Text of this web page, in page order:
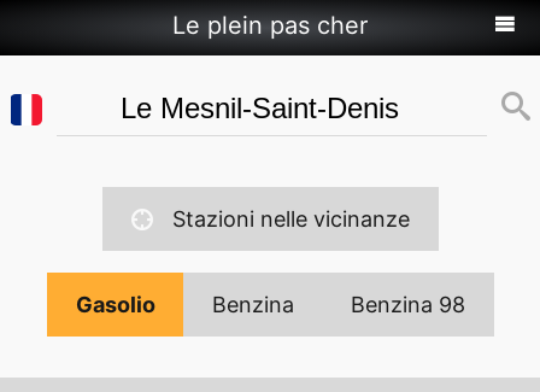
Le plein pas cher
Stazioni nelle vicinanze
Gasolio Benzina Benzina 98